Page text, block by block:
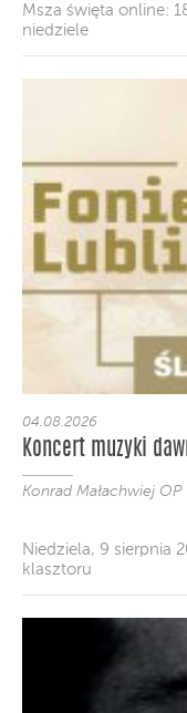
Msza święta online:
niedziele
04.08.2026
Koncert muzyki
Konrad Małachwiej OP
Niedziela, 9 sierpnia
klasztoru